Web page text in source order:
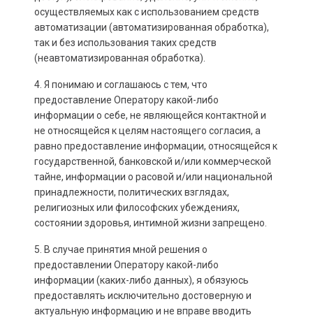
осуществляемых как с использованием средств
автоматизации (автоматизированная обработка),
так и без использования таких средств
(неавтоматизированная обработка).
4. Я понимаю и соглашаюсь с тем, что
предоставление Оператору какой-либо
информации о себе, не являющейся контактной и
не относящейся к целям настоящего согласия, а
равно предоставление информации, относящейся к
государственной, банковской и/или коммерческой
тайне, информации о расовой и/или национальной
принадлежности, политических взглядах,
религиозных или философских убеждениях,
состоянии здоровья, интимной жизни запрещено.
5. В случае принятия мной решения о
предоставлении Оператору какой-либо
информации (каких-либо данных), я обязуюсь
предоставлять исключительно достоверную и
актуальную информацию и не вправе вводить